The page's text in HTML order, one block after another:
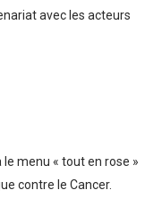
avec les acteurs
menu « tout en rose »
contre le Cancer.